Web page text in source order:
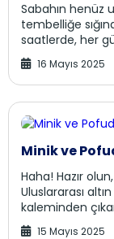
Sabahın henüz
tembelliğe
saatlerde, her
ilk ışıkları,
16 Mayıs 2025
Minik ve
Haha! Hazır
Uluslararası
kaleminden
kahkaha dolu bir
15 Mayıs 2025